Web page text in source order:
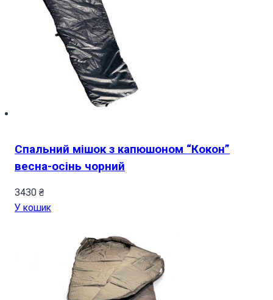
Спальний мішок з капюшоном “Кокон”
весна-осінь чорний
3430 ₴
У кошик